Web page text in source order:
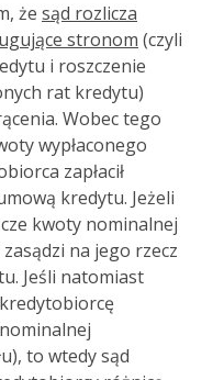
że sąd rozlicza
stronom (czyli
i roszczenie
rat kredytu)
Wobec tego
wypłaconego
zapłacił
kredytu. Jeżeli
kwoty nominalnej
na jego rzecz
Jeśli natomiast
to wtedy sąd